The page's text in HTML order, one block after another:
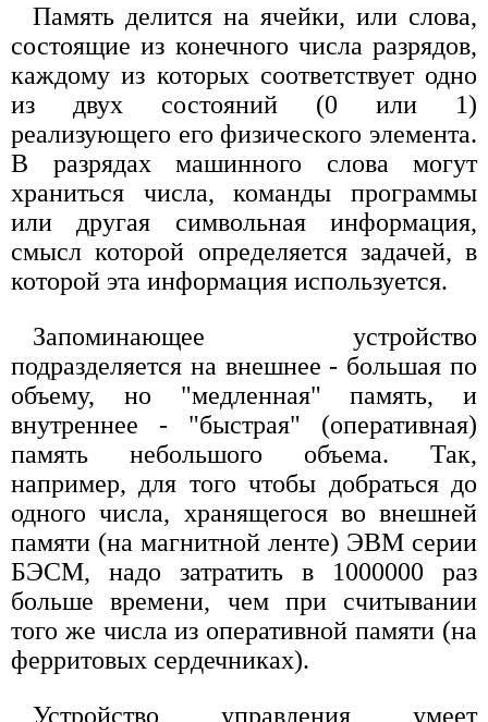
Память делится на ячейки, или слова,
состоящие из конечного числа разрядов,
каждому из которых соответствует одно
из двух состояний (0 или 1)
реализующего его физического элемента.
В разрядах машинного слова могут
храниться числа, команды программы
или другая символьная информация,
смысл которой определяется задачей, в
которой эта информация используется.
Запоминающее устройство
подразделяется на внешнее - большая по
объему, но "медленная" память, и
внутреннее - "быстрая" (оперативная)
память небольшого объема. Так,
например, для того чтобы добраться до
одного числа, хранящегося во внешней
памяти (на магнитной ленте) ЭВМ серии
БЭСМ, надо затратить в 1000000 раз
больше времени, чем при считывании
того же числа из оперативной памяти (на
ферритовых сердечниках).
Устройство управления умеет